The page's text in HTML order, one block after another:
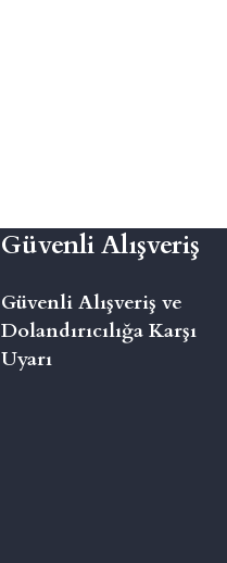
Güvenli Alışveriş
Güvenli Alışveriş ve
Dolandırıcılığa Karşı
Uyarı